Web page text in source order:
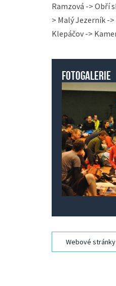
Ramzová -> Obří
> Malý Jezerník -
Klepáčov ->
Fotogalerie
Webové